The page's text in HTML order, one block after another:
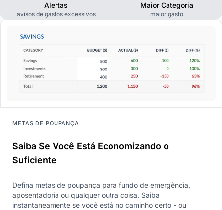
Alertas
avisos de gastos excessivos
Maior Categoria
maior gasto
METAS DE POUPANÇA
Saiba Se Você Está Economizando o
Suficiente
Defina metas de poupança para fundo de emergência,
aposentadoria ou qualquer outra coisa. Saiba
instantaneamente se você está no caminho certo - ou